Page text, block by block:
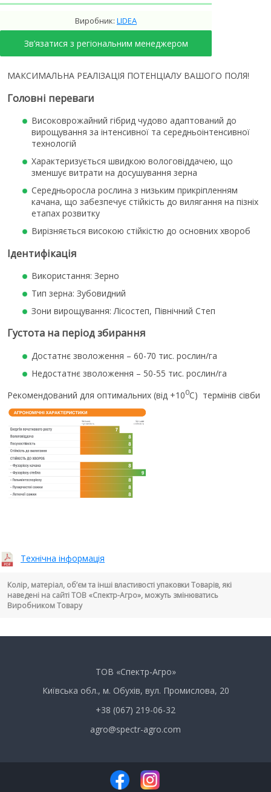
Виробник: LIDEA
Зв’язатися з регіональним менеджером
МАКСИМАЛЬНА РЕАЛІЗАЦІЯ ПОТЕНЦІАЛУ ВАШОГО ПОЛЯ!
Головні переваги
Високоврожайний гібрид чудово адаптований до
вирощування за інтенсивної та середньоінтенсивної
технологій
Характеризується швидкою вологовіддачею, що
зменшує витрати на досушування зерна
Середньоросла рослина з низьким прикріпленням
качана, що забезпечує стійкість до вилягання на пізніх
етапах розвитку
Вирізняється високою стійкістю до основних хвороб
Ідентифікація
Використання: Зерно
Тип зерна: Зубовидний
Зони вирощування: Лісостеп, Північний Степ
Густота на період збирання
Достатнє зволоження – 60-70 тис. рослин/га
Недостатнє зволоження – 50-55 тис. рослин/га
Рекомендований для оптимальних (від +100С) термінів сівби
Технічна інформація
Колір, матеріал, об’єм та інші властивості упаковки Товарів, які
наведені на сайті ТОВ «Спектр-Агро», можуть змінюватись
Виробником Товару
ТОВ «Спектр-Агро»
Київська обл., м. Обухів, вул. Промислова, 20
+38 (067) 219-06-32
agro@spectr-agro.com